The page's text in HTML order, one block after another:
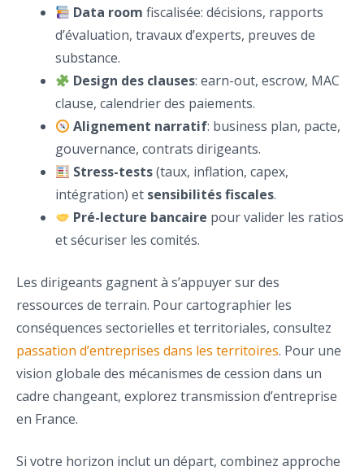
Data room fiscalisée: décisions, rapports
d’évaluation, travaux d’experts, preuves de
substance.
Design des clauses: earn-out, escrow, MAC
clause, calendrier des paiements.
Alignement narratif: business plan, pacte,
gouvernance, contrats dirigeants.
Stress-tests(taux, inflation, capex,
intégration) et sensibilités fiscales.
Pré-lecture bancaire pour valider les ratios
et sécuriser les comités.
Les dirigeants gagnent à s’appuyer sur des
ressources de terrain. Pour cartographier les
conséquences sectorielles et territoriales, consultez
passation d’entreprises dans les territoires. Pour une
vision globale des mécanismes de cession dans un
cadre changeant, explorez transmission d’entreprise
en France.
Si votre horizon inclut un départ, combinez approche